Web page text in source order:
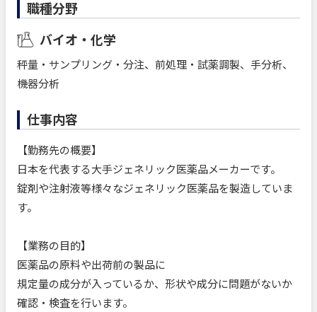
職種分野
バイオ・化学
秤量・サンプリング・分注、前処理・試薬調製、手分析、
機器分析
仕事内容
【勤務先の概要】
日本を代表する大手ジェネリック医薬品メーカーです。
錠剤や注射液等様々なジェネリック医薬品を製造していま
す。
【業務の目的】
医薬品の原料や出荷前の製品に
規定量の成分が入っているか、形状や成分に問題がないか
確認・検査を行います。